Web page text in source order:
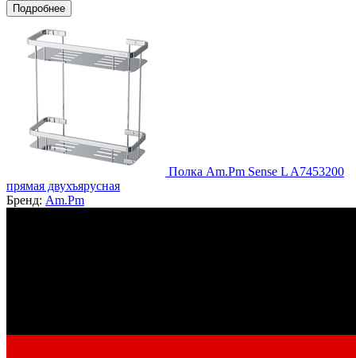
Подробнее
Полка Am.Pm Sense L A7453200
прямая двухъярусная
Бренд: Am.Pm